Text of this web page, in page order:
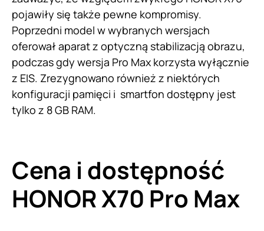
pojawiły się także pewne kompromisy.
Poprzedni model w wybranych wersjach
oferował aparat z optyczną stabilizacją obrazu,
podczas gdy wersja Pro Max korzysta wyłącznie
z EIS. Zrezygnowano również z niektórych
konfiguracji pamięci i smartfon dostępny jest
tylko z 8 GB RAM.
Cena i dostępność
HONOR X70 Pro Max